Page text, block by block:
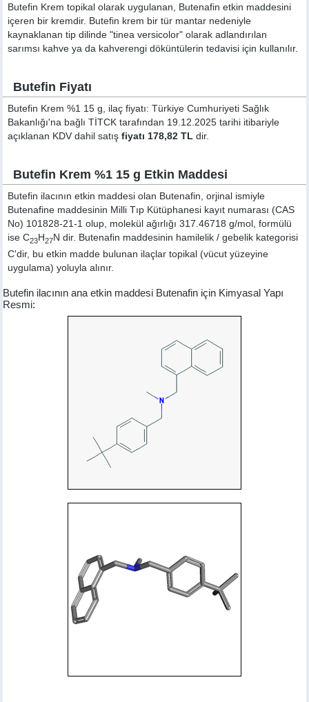
Butefin Krem topikal olarak uygulanan, Butenafin etkin maddesini
içeren bir kremdir. Butefin krem bir tür mantar nedeniyle
kaynaklanan tip dilinde "tinea versicolor" olarak adlandırılan
sarımsı kahve ya da kahverengi döküntülerin tedavisi için kullanılır.
Butefin Fiyatı
Butefin Krem %1 15 g, ilaç fiyatı: Türkiye Cumhuriyeti Sağlık
Bakanlığı'na bağlı TİTCK tarafından 19.12.2025 tarihi itibariyle
açıklanan KDV dahil satışfiyatı 178,82 TL dir.
Butefin Krem %1 15 g Etkin Maddesi
Butefin ilacının etkin maddesi olan Butenafin, orjinal ismiyle
Butenafine maddesinin Milli Tıp Kütüphanesi kayıt numarası (CAS
No) 101828-21-1 olup, molekül ağırlığı 317.46718 g/mol, formülü
ise C23H27N dir. Butenafin maddesinin hamilelik / gebelik kategorisi
C'dir, bu etkin madde bulunan ilaçlar topikal (vücut yüzeyine
uygulama) yoluyla alınır.
Butefin ilacının ana etkin maddesi Butenafin için Kimyasal Yapı
Resmi: